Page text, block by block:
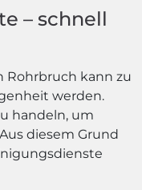
– schnell
Rohrbruch kann zu
werden.
handeln, um
diesem Grund